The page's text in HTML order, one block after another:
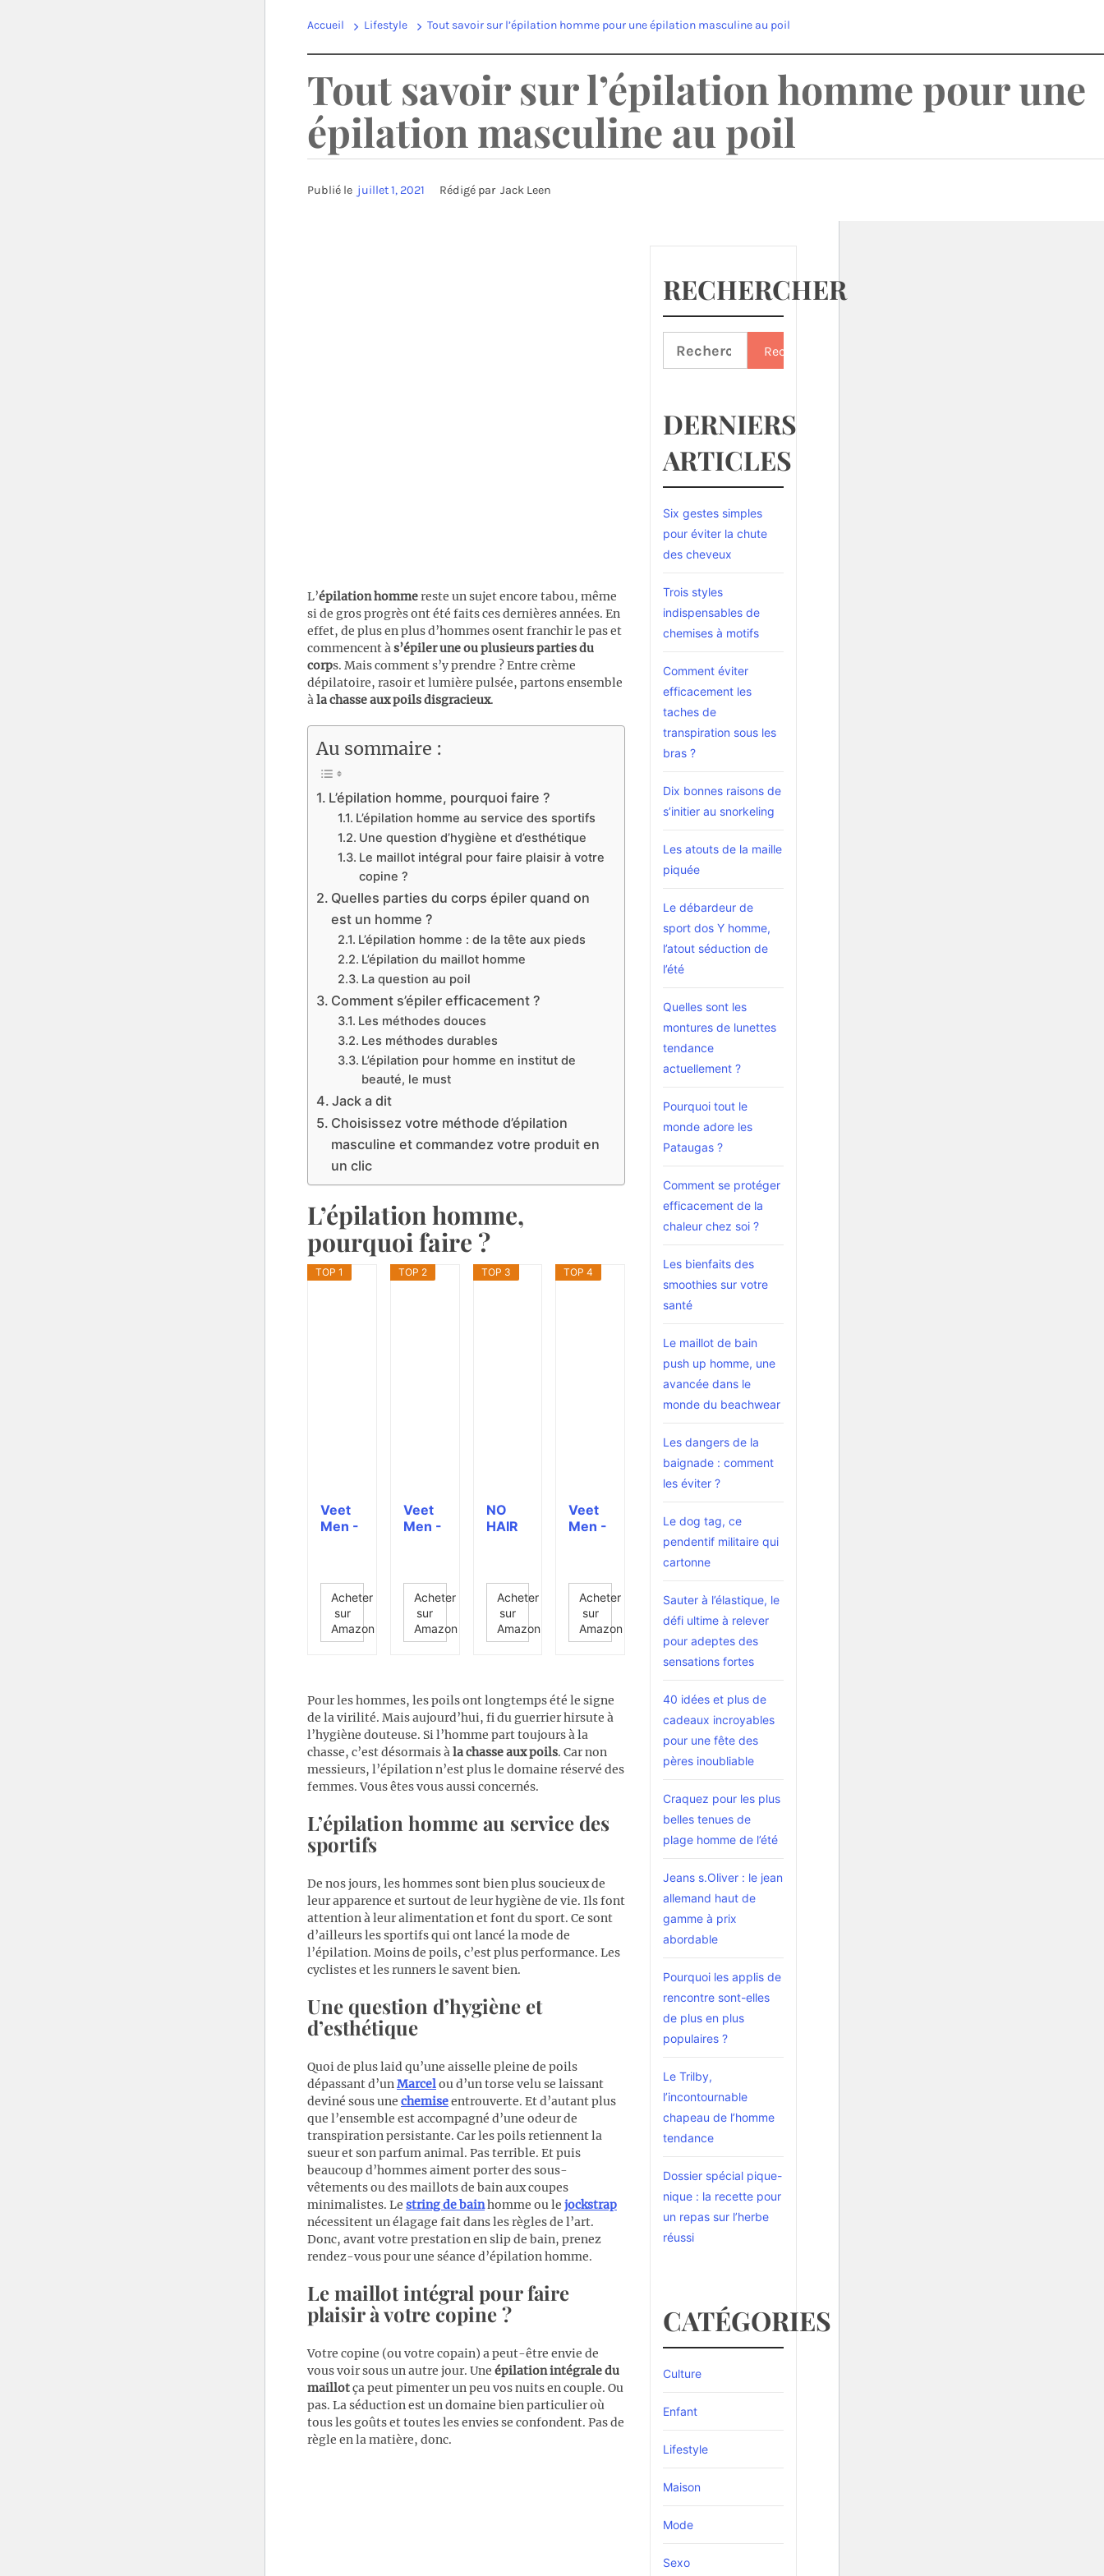
Accueil Lifestyle Tout savoir sur l’épilation homme pour une épilation masculine au poil
Tout savoir sur l’épilation homme pour une
épilation masculine au poil
Publié le juillet 1, 2021 Rédigé par Jack Leen
L’épilation hommereste un sujet encore tabou, même
si de gros progrès ont été faits ces dernières années. En
effet, de plus en plus d’hommes osent franchir le pas et
commencent às’épiler une ou plusieurs parties du
corps. Mais comment s’y prendre ? Entre crème
dépilatoire, rasoir et lumière pulsée, partons ensemble
àla chasse aux poils disgracieux.
Au sommaire :
L’épilation homme, pourquoi faire ?
L’épilation homme au service des sportifs
Une question d’hygiène et d’esthétique
Le maillot intégral pour faire plaisir à votre
copine ?
Quelles parties du corps épiler quand on
est un homme ?
L’épilation homme : de la tête aux pieds
L’épilation du maillot homme
La question au poil
Comment s’épiler efficacement ?
Les méthodes douces
Les méthodes durables
L’épilation pour homme en institut de
beauté, le must
Jack a dit
Choisissez votre méthode d’épilation
masculine et commandez votre produit en
un clic
L’épilation homme,
pourquoi faire ?
TOP 1
Veet
Men -
Partie
Intime
s -...
Acheter
sur
Amazon
TOP 2
Veet
Men -
toire
Homm
e -
Epilati
Acheter
sur
Amazon
TOP 3
NO
HAIR
Dépila
toire
Intime
Homm
Acheter
sur
Amazon
TOP 4
Veet
Men -
toire
Homm
e -
Peaux
Acheter
sur
Amazon
Pour les hommes, les poils ont longtemps été le signe
de la virilité. Mais aujourd’hui, fi du guerrier hirsute à
l’hygiène douteuse. Si l’homme part toujours à la
chasse, c’est désormais àla chasse aux poils. Car non
messieurs, l’épilation n’est plus le domaine réservé des
femmes. Vous êtes vous aussi concernés.
L’épilation homme au service des
sportifs
De nos jours, les hommes sont bien plus soucieux de
leur apparence et surtout de leur hygiène de vie. Ils font
attention à leur alimentation et font du sport. Ce sont
d’ailleurs les sportifs qui ont lancé la mode de
l’épilation. Moins de poils, c’est plus performance. Les
cyclistes et les runners le savent bien.
Une question d’hygiène et
d’esthétique
Quoi de plus laid qu’une aisselle pleine de poils
dépassant d’unMarcelou d’un torse velu se laissant
deviné sous une chemiseentrouverte. Et d’autant plus
que l’ensemble est accompagné d’une odeur de
transpiration persistante. Car les poils retiennent la
sueur et son parfum animal. Pas terrible. Et puis
beaucoup d’hommes aiment porter des sous-
vêtements ou des maillots de bain aux coupes
minimalistes. Le string de bainhomme ou le jockstrap
nécessitent un élagage fait dans les règles de l’art.
Donc, avant votre prestation en slip de bain, prenez
rendez-vous pour une séance d’épilation homme.
Le maillot intégral pour faire
plaisir à votre copine ?
Votre copine (ou votre copain) a peut-être envie de
vous voir sous un autre jour. Une épilation intégrale du
maillotça peut pimenter un peu vos nuits en couple. Ou
pas. La séduction est un domaine bien particulier où
tous les goûts et toutes les envies se confondent. Pas de
règle en la matière, donc.
RECHERCHER
Rechercher :
DERNIERS
ARTICLES
Six gestes simples
pour éviter la chute
des cheveux
Trois styles
indispensables de
chemises à motifs
Comment éviter
efficacement les
taches de
transpiration sous les
bras ?
Dix bonnes raisons de
s’initier au snorkeling
Les atouts de la maille
piquée
Le débardeur de
sport dos Y homme,
l’atout séduction de
l’été
Quelles sont les
montures de lunettes
tendance
actuellement ?
Pourquoi tout le
monde adore les
Pataugas ?
Comment se protéger
efficacement de la
chaleur chez soi ?
Les bienfaits des
smoothies sur votre
santé
Le maillot de bain
push up homme, une
avancée dans le
monde du beachwear
Les dangers de la
baignade : comment
les éviter ?
Le dog tag, ce
pendentif militaire qui
cartonne
Sauter à l’élastique, le
défi ultime à relever
pour adeptes des
sensations fortes
40 idées et plus de
cadeaux incroyables
pour une fête des
pères inoubliable
Craquez pour les plus
belles tenues de
plage homme de l’été
Jeans s.Oliver : le jean
allemand haut de
gamme à prix
abordable
Pourquoi les applis de
rencontre sont-elles
de plus en plus
populaires ?
Le Trilby,
l’incontournable
chapeau de l’homme
tendance
Dossier spécial pique-
nique : la recette pour
un repas sur l’herbe
réussi
CATÉGORIES
Culture
Enfant
Lifestyle
Maison
Mode
Sexo